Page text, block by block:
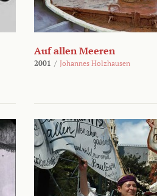
Auf allen Meeren
2001 / Johannes Holzhausen